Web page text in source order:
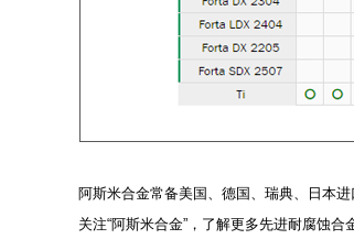
阿斯米合金常备美国、德国、瑞典、日本
关注“阿斯米合金”，了解更多先进耐腐蚀合